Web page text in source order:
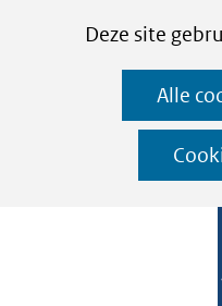
CookiesDeze site
Alle